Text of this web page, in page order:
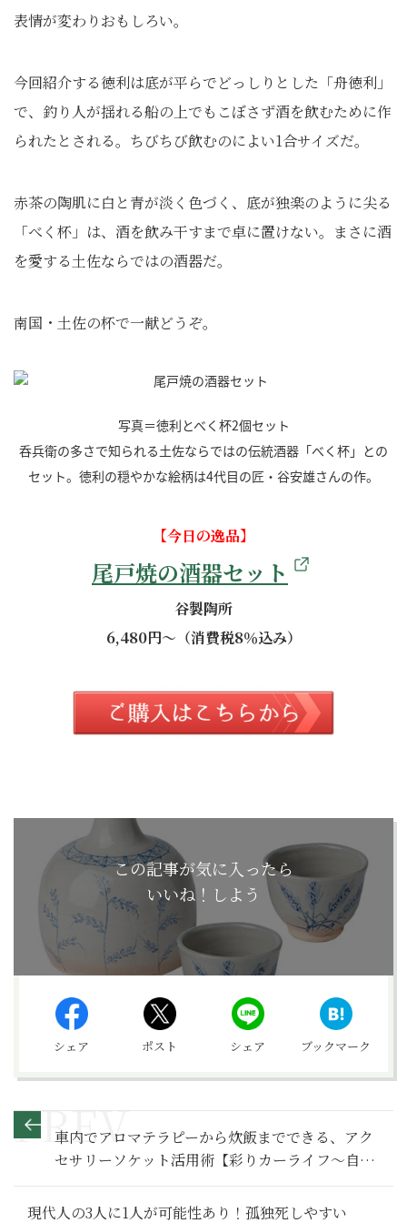
表情が変わりおもしろい。
今回紹介する徳利は底が平らでどっしりとした「舟徳利」
で、釣り人が揺れる船の上でもこぼさず酒を飲むために作
られたとされる。ちびちび飲むのによい1合サイズだ。
赤茶の陶肌に白と青が淡く色づく、底が独楽のように尖る
「べく杯」は、酒を飲み干すまで卓に置けない。まさに酒
を愛する土佐ならではの酒器だ。
南国・土佐の杯で一献どうぞ。
写真＝徳利とべく杯2個セット
呑兵衛の多さで知られる土佐ならではの伝統酒器「べく杯」との
セット。徳利の穏やかな絵柄は4代目の匠・谷安雄さんの作。
【今日の逸品】
尾戸焼の酒器セット
谷製陶所
6,480円～（消費税8％込み）
この記事が気に入ったら
いいね！しよう
シェア ポスト シェア ブックマーク
車内でアロマテラピーから炊飯までできる、アク
セサリーソケット活用術【彩りカーライフ～自分
の人生をかろやかに走ろう～】
現代人の3人に1人が可能性あり！孤独死しやすい